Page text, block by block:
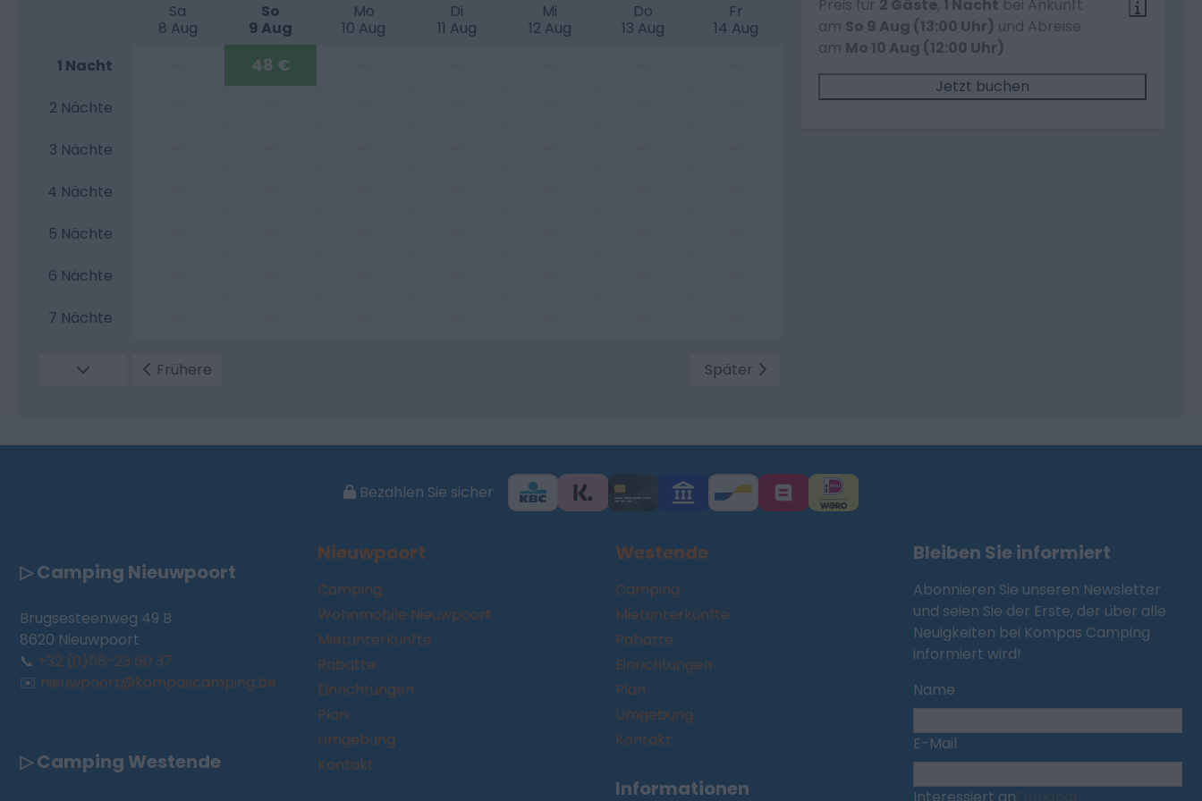
Sa
8 Aug
So
9 Aug
Mo
10 Aug
Di
11 Aug
Mi
12 Aug
Do
13 Aug
Fr
14 Aug
1 Nacht
48 €
2 Nächte
3 Nächte
4 Nächte
5 Nächte
6 Nächte
7 Nächte
Frühere Später
Preis für 2 Gäste, 1 Nacht bei Ankunft
am So 9 Aug (13:00 Uhr) und Abreise
am Mo 10 Aug (12:00 Uhr)
Jetzt buchen
Bezahlen Sie sicher
▷ Camping Nieuwpoort
Brugsesteenweg 49 B
8620 Nieuwpoort
📞 +32 (0)58-23 60 37
✉️ nieuwpoort@kompascamping.be
▷ Camping Westende
Nieuwpoort
Camping
Wohnmobile Nieuwpoort
Mietunterkünfte
Rabatte
Einrichtungen
Plan
Umgebung
Kontakt
Westende
Camping
Mietunterkünfte
Rabatte
Einrichtungen
Plan
Umgebung
Kontakt
Informationen
Bleiben Sie informiert
Abonnieren Sie unseren Newsletter
und seien Sie der Erste, der über alle
Neuigkeiten bei Kompas Camping
informiert wird!
Name
E-Mail